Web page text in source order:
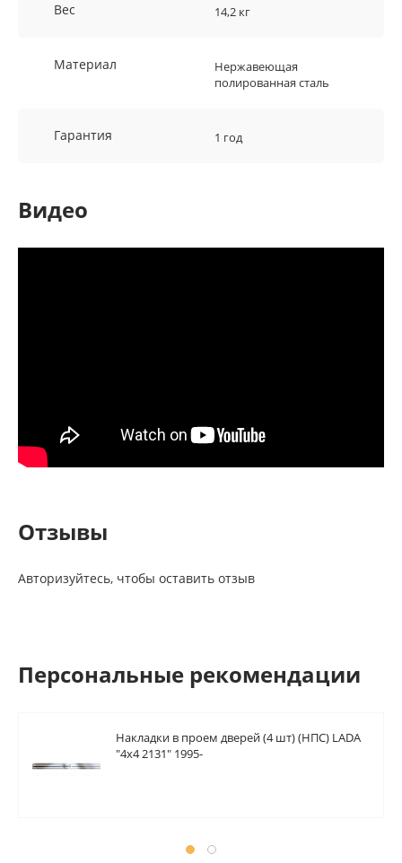
Вес 14,2 кг
Материал
Нержавеющая
полированная сталь
Гарантия 1 год
Видео
Отзывы
Авторизуйтесь, чтобы оставить отзыв
Персональные рекомендации
Накладки в проем дверей (4 шт) (НПС) LADA
"4х4 2131" 1995-